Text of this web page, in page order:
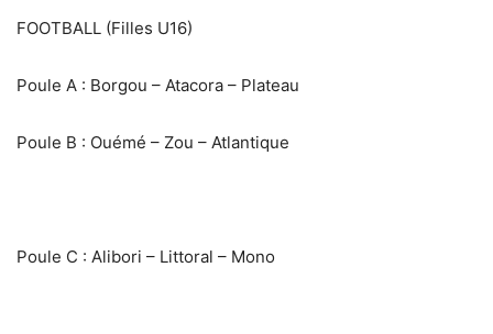
FOOTBALL (Filles U16)
‎Poule A : Borgou – Atacora – Plateau
‎‎Poule B : Ouémé – Zou – Atlantique
‎Poule C : Alibori – Littoral – Mono